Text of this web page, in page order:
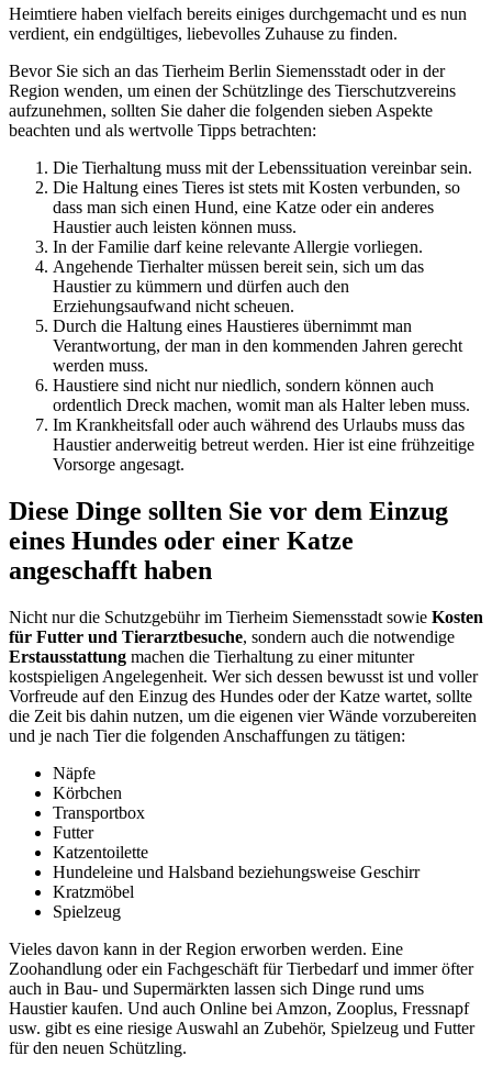
Heimtiere haben vielfach bereits einiges durchgemacht und es nun
verdient, ein endgültiges, liebevolles Zuhause zu finden.
Bevor Sie sich an das Tierheim Berlin Siemensstadt oder in der
Region wenden, um einen der Schützlinge des Tierschutzvereins
aufzunehmen, sollten Sie daher die folgenden sieben Aspekte
beachten und als wertvolle Tipps betrachten:
Die Tierhaltung muss mit der Lebenssituation vereinbar sein.
Die Haltung eines Tieres ist stets mit Kosten verbunden, so
dass man sich einen Hund, eine Katze oder ein anderes
Haustier auch leisten können muss.
In der Familie darf keine relevante Allergie vorliegen.
Angehende Tierhalter müssen bereit sein, sich um das
Haustier zu kümmern und dürfen auch den
Erziehungsaufwand nicht scheuen.
Durch die Haltung eines Haustieres übernimmt man
Verantwortung, der man in den kommenden Jahren gerecht
werden muss.
Haustiere sind nicht nur niedlich, sondern können auch
ordentlich Dreck machen, womit man als Halter leben muss.
Im Krankheitsfall oder auch während des Urlaubs muss das
Haustier anderweitig betreut werden. Hier ist eine frühzeitige
Vorsorge angesagt.
Diese Dinge sollten Sie vor dem Einzug
eines Hundes oder einer Katze
angeschafft haben
Nicht nur die Schutzgebühr im Tierheim Siemensstadt sowie Kosten
für Futter und Tierarztbesuche, sondern auch die notwendige
Erstausstattung machen die Tierhaltung zu einer mitunter
kostspieligen Angelegenheit. Wer sich dessen bewusst ist und voller
Vorfreude auf den Einzug des Hundes oder der Katze wartet, sollte
die Zeit bis dahin nutzen, um die eigenen vier Wände vorzubereiten
und je nach Tier die folgenden Anschaffungen zu tätigen:
Näpfe
Körbchen
Transportbox
Futter
Katzentoilette
Hundeleine und Halsband beziehungsweise Geschirr
Kratzmöbel
Spielzeug
Vieles davon kann in der Region erworben werden. Eine
Zoohandlung oder ein Fachgeschäft für Tierbedarf und immer öfter
auch in Bau- und Supermärkten lassen sich Dinge rund ums
Haustier kaufen. Und auch Online bei Amzon, Zooplus, Fressnapf
usw. gibt es eine riesige Auswahl an Zubehör, Spielzeug und Futter
für den neuen Schützling.